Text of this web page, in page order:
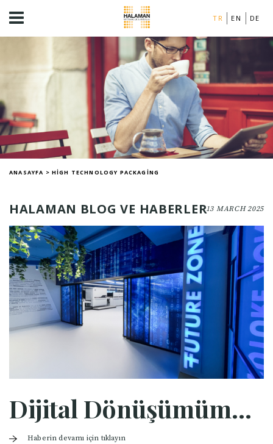
TR EN DE
ANASAYFA > HIGH TECHNOLOGY PACKAGING
HALAMAN BLOG VE HABERLER13 MARCH 2025
Dijital Dönüşümümüz Gerçekleşti
Haberin devamı için tıklayın